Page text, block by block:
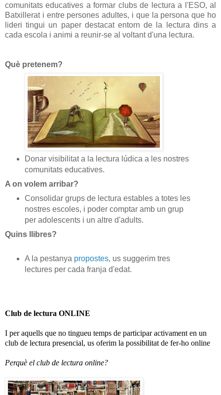
comunitats educatives a formar clubs de lectura a l'ESO, al
Batxillerat i entre persones adultes, i que la persona que ho
lideri tingui un paper destacat entorn de la lectura dins a
cada escola i animi a reunir-se al voltant d'una lectura.
Què pretenem?
Donar visibilitat a la lectura lúdica a les nostres
comunitats educatives.
A on volem arribar?
Consolidar grups de lectura estables a totes les
nostres escoles, i poder comptar amb un grup
per adolescents i un altre d'adults.
Quins llibres?
A la pestanya propostes, us suggerim tres
lectures per cada franja d'edat.
Club de lectura ONLINE
I per aquells que no tingueu temps de participar activament en un
club de lectura presencial, us oferim la possibilitat de fer-ho online
Perquè el club de lectura online?